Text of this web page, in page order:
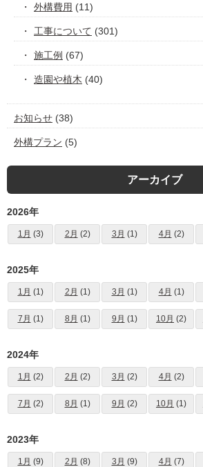
外構費用 (11)
工事について (301)
施工例 (67)
造園や植木 (40)
お知らせ (38)
外構プラン (5)
アーカイブ
2026年
1月 (3) 2月 (2) 3月 (1) 4月 (2)
2025年
1月 (1) 2月 (1) 3月 (1) 4月 (1)
7月 (1) 8月 (1) 9月 (1) 10月 (2)
2024年
1月 (2) 2月 (2) 3月 (2) 4月 (2)
7月 (2) 8月 (1) 9月 (2) 10月 (1)
2023年
1月 (9) 2月 (8) 3月 (9) 4月 (7)